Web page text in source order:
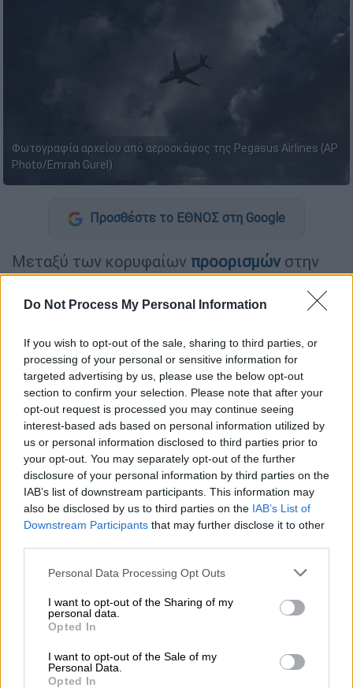
Do Not Process My Personal Information
If you wish to opt-out of the sale, sharing to third parties, or
processing of your personal or sensitive information for
targeted advertising by us, please use the below opt-out
section to confirm your selection. Please note that after your
opt-out request is processed you may continue seeing
interest-based ads based on personal information utilized by
us or personal information disclosed to third parties prior to
your opt-out. You may separately opt-out of the further
disclosure of your personal information by third parties on the
IAB’s list of downstream participants. This information may
also be disclosed by us to third parties on the IAB’s List of
Downstream Participants that may further disclose it to other
Please note that this website/app uses one or more Google
not limited to your visit or usage behaviour. You may click to
grant or deny consent to Google and its third-party tags to
use your data for below specified purposes in below Google
consent section.
Personal Data Processing Opt Outs
I want to opt-out of the Sharing of my
personal data.
Opted In
I want to opt-out of the Sale of my
Personal Data.
Opted In
Φωτογραφία αρχείου από αεροσκάφος της Pegasus Airlines (AP
Photo/Emrah Gurel)
Προσθέστε το ΕΘΝΟΣ στη Google
Mεταξύ των κορυφαίων προορισμώνστην
Ευρώπη για το 2023 βρίσκεται η
Θεσσαλονίκη,σύμφωνα με το CNN.
video
«Το CNN συστήνει τη Θεσσαλονίκη ως έναν
από τους καλύτερους προορισμούς για city-
break στην Ευρώπη. Τα τελευταία χρόνια
κάνουμε μια πολύ οργανωμένη δουλειά
εξωστρέφεια
της πόλης. Το αποτέλεσμα
φαίνεται και πλέον αναγνωρίζεται από
όλους», δήλωσε ο δήμαρχος Θεσσαλονίκης
Κωνσταντίνος Ζέρβας.